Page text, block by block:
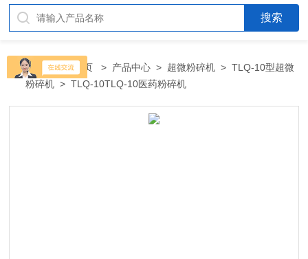
当前位置：首页 > 产品中心 > 超微粉碎机 >TLQ-10型超微
粉碎机 > TLQ-10TLQ-10医药粉碎机